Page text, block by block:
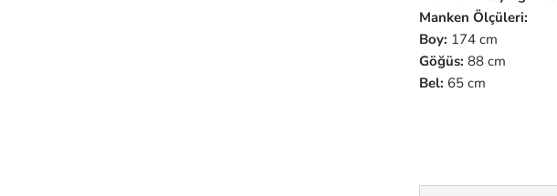
Manken Ölçüleri:
Boy: 174 cm
Göğüs: 88 cm
Bel: 65 cm